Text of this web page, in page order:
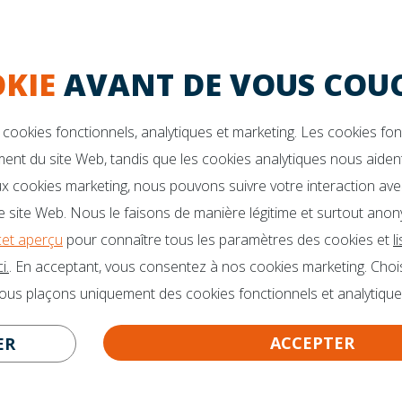
AVANT DE VOUS
fonctionnels, analytiques et marketing. Les cookies
du site Web, tandis que les cookies analytiques nous
cookies marketing, nous pouvons suivre votre interaction
site Web. Nous le faisons de manière légitime et surtout
aperçu pour connaître tous les paramètres des cookies et
. En acceptant, vous consentez à nos cookies marketing.
plaçons uniquement des cookies fonctionnels et
ACCEPTER
DES QUESTIONS?
413-243050
Des brochures